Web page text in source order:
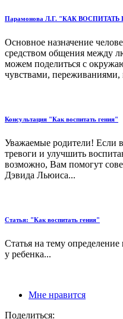
Парамонова Л.Г. "КАК ВОСПИТАТЬ
Основное назначение
средством общения между
можем поделиться с
чувствами,
Консультация "Как воспитать гения"
Уважаемые родители! Если
тревоги и улучшить
возможно, Вам помогут
Дэвида Льюиса...
Статья: "Как воспитать гения"
Статья на тему
у ребенка...
Мне нравится
Поделиться: